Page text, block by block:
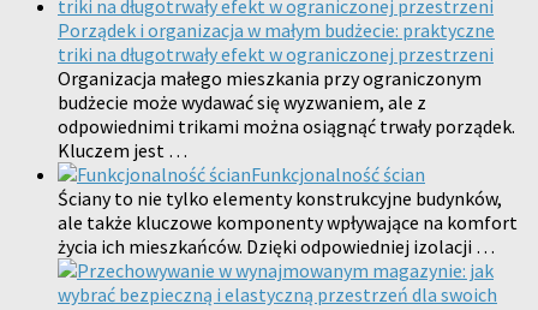
Porządek i organizacja w małym budżecie: praktyczne
triki na długotrwały efekt w ograniczonej przestrzeni
Organizacja małego mieszkania przy ograniczonym
budżecie może wydawać się wyzwaniem, ale z
odpowiednimi trikami można osiągnąć trwały porządek.
Kluczem jest …
Funkcjonalność ścian
Ściany to nie tylko elementy konstrukcyjne budynków,
ale także kluczowe komponenty wpływające na komfort
życia ich mieszkańców. Dzięki odpowiedniej izolacji …